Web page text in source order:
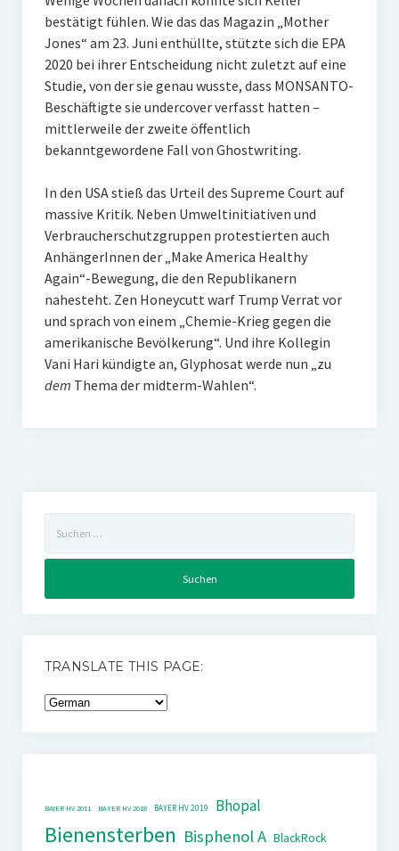
bestätigt fühlen. Wie das das Magazin „Mother
Jones“ am 23. Juni enthüllte, stützte sich die EPA
2020 bei ihrer Entscheidung nicht zuletzt auf eine
Studie, von der sie genau wusste, dass MONSANTO-
Beschäftigte sie undercover verfasst hatten –
mittlerweile der zweite öffentlich
bekanntgewordene Fall von Ghostwriting.
In den USA stieß das Urteil des Supreme Court auf
massive Kritik. Neben Umweltinitiativen und
Verbraucherschutzgruppen protestierten auch
AnhängerInnen der „Make America Healthy
Again“-Bewegung, die den Republikanern
nahesteht. Zen Honeycutt warf Trump Verrat vor
und sprach von einem „Chemie-Krieg gegen die
amerikanische Bevölkerung“. Und ihre Kollegin
Vani Hari kündigte an, Glyphosat werde nun „zu
dem Thema der midterm-Wahlen“.
nach:
TRANSLATE THIS PAGE:
BAYER HV 2011 BAYER HV 2018 BAYER HV 2019 Bhopal
Bienensterben Bisphenol A BlackRock